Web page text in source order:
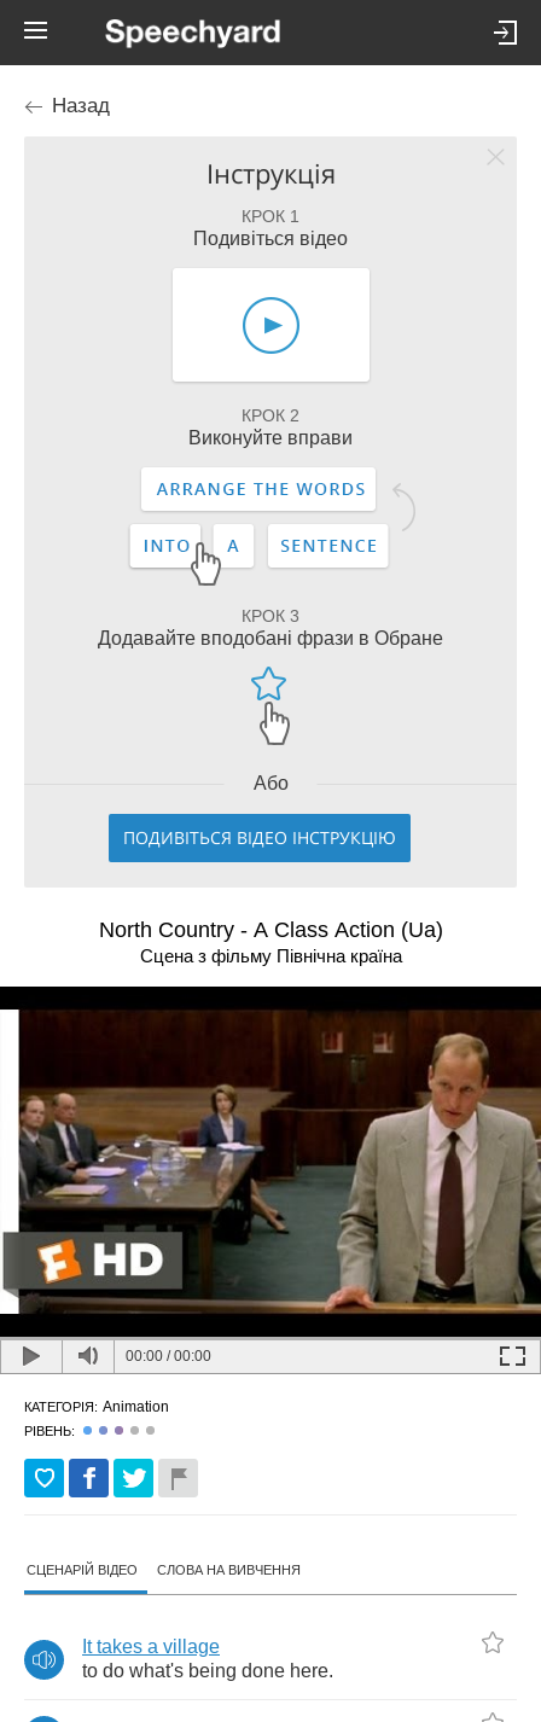
Назад
Інструкція
КРОК 1
Подивіться відео
КРОК 2
Виконуйте вправи
КРОК 3
Додавайте вподобані фрази в Обране
Або
ПОДИВІТЬСЯ ВІДЕО ІНСТРУКЦІЮ
North Country - A Class Action (Ua)
Сцена з фільму Північна країна
00:00 /00:00
КАТЕГОРІЯ: Animation
РІВЕНЬ:
СЦЕНАРІЙ ВІДЕО СЛОВА НА ВИВЧЕННЯ
It takes a village
to do what's being done here.